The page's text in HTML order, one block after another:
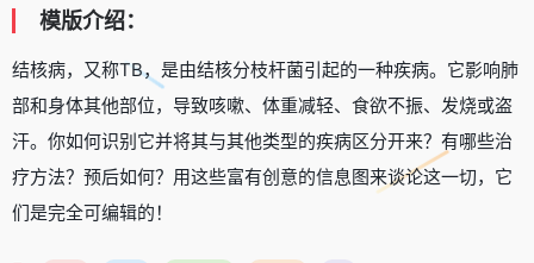
模版介绍：
结核病，又称TB，是由结核分枝杆菌引起的一种疾病。它影响肺
部和身体其他部位，导致咳嗽、体重减轻、食欲不振、发烧或盗
汗。你如何识别它并将其与其他类型的疾病区分开来？有哪些治
疗方法？预后如何？用这些富有创意的信息图来谈论这一切，它
们是完全可编辑的！